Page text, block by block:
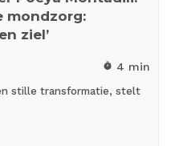
mondzorg:
ziel’
timer 4 min
stille transformatie, stelt